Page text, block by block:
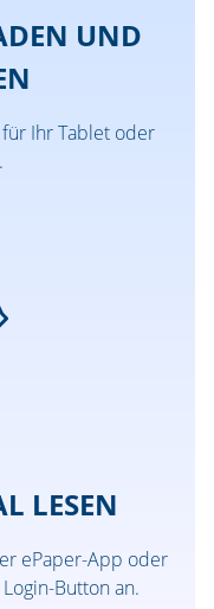
UND
Ihr Tablet oder
LESEN
ePaper-App oder
Button an.